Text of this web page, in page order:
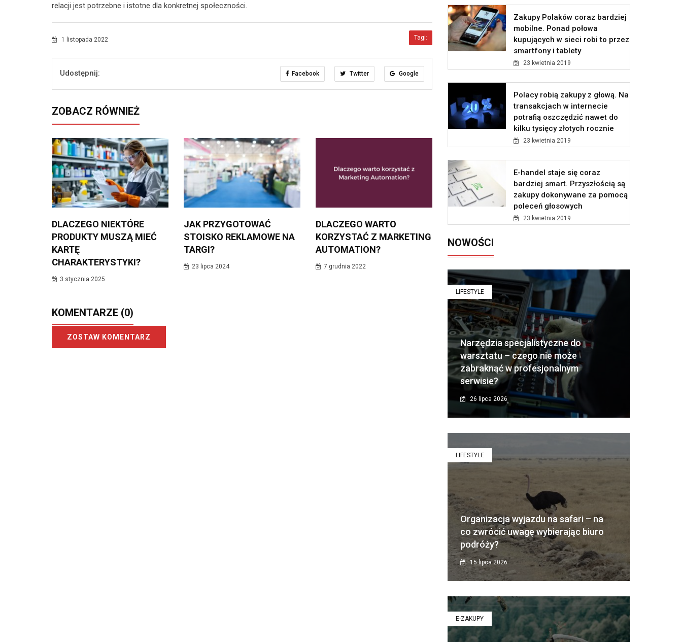
relacji jest potrzebne i istotne dla konkretnej społeczności.
1 listopada 2022 Tagi:
Udostępnij: Facebook Twitter Google
ZOBACZ RÓWNIEŻ
DLACZEGO NIEKTÓRE
PRODUKTY MUSZĄ MIEĆ
KARTĘ
CHARAKTERYSTYKI?
3 stycznia 2025
JAK PRZYGOTOWAĆ
STOISKO REKLAMOWE NA
TARGI?
23 lipca 2024
DLACZEGO WARTO
KORZYSTAĆ Z MARKETING
AUTOMATION?
7 grudnia 2022
KOMENTARZE (0)
ZOSTAW KOMENTARZ
Zakupy Polaków coraz bardziej
mobilne. Ponad połowa
kupujących w sieci robi to przez
smartfony i tablety
23 kwietnia 2019
Polacy robią zakupy z głową. Na
transakcjach w internecie
potrafią oszczędzić nawet do
kilku tysięcy złotych rocznie
23 kwietnia 2019
E-handel staje się coraz
bardziej smart. Przyszłością są
zakupy dokonywane za pomocą
poleceń głosowych
23 kwietnia 2019
NOWOŚCI
LIFESTYLE
Narzędzia specjalistyczne do
warsztatu – czego nie może
zabraknąć w profesjonalnym
serwisie?
26 lipca 2026
LIFESTYLE
Organizacja wyjazdu na safari – na
co zwrócić uwagę wybierając biuro
podróży?
15 lipca 2026
E-ZAKUPY